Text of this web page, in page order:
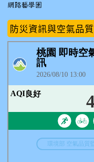
網路藝學園
防災資訊與空氣品質